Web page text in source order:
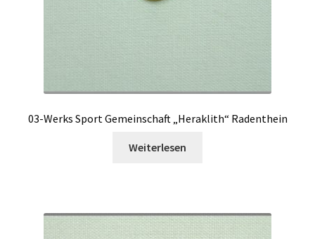
03-Werks Sport Gemeinschaft „Heraklith“ Radenthein
Weiterlesen